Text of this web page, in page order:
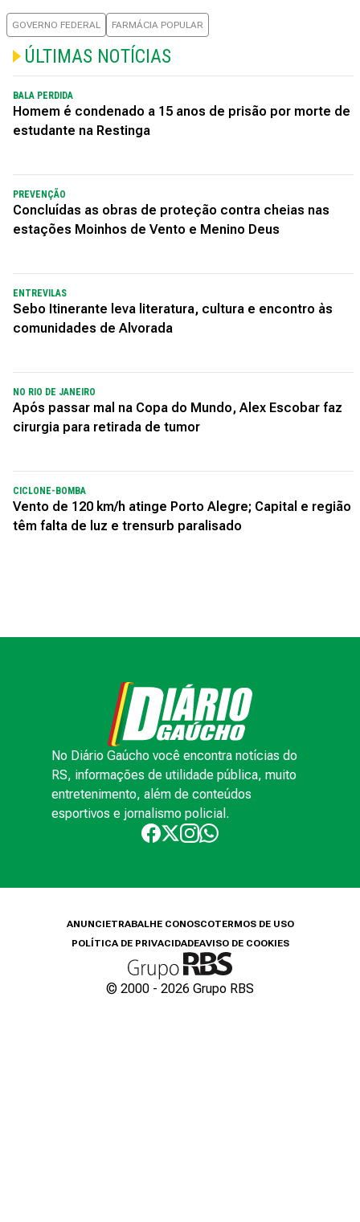
GOVERNO FEDERAL FARMÁCIA POPULAR
ÚLTIMAS NOTÍCIAS
BALA PERDIDA
Homem é condenado a 15 anos de prisão por morte de
estudante na Restinga
PREVENÇÃO
Concluídas as obras de proteção contra cheias nas
estações Moinhos de Vento e Menino Deus
ENTREVILAS
Sebo Itinerante leva literatura, cultura e encontro às
comunidades de Alvorada
NO RIO DE JANEIRO
Após passar mal na Copa do Mundo, Alex Escobar faz
cirurgia para retirada de tumor
CICLONE-BOMBA
Vento de 120 km/h atinge Porto Alegre; Capital e região
têm falta de luz e trensurb paralisado
No Diário Gaúcho você encontra notícias do
RS, informações de utilidade pública, muito
entretenimento, além de conteúdos
esportivos e jornalismo policial.
ANUNCIETRABALHE CONOSCOTERMOS DE USO
POLÍTICA DE PRIVACIDADEAVISO DE COOKIES
© 2000 - 2026 Grupo RBS